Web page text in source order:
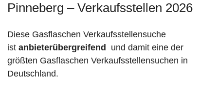
Pinneberg – Verkaufsstellen 2026
Diese Gasflaschen Verkaufsstellensuche
ist anbieterübergreifend
und damit eine der
größten Gasflaschen Verkaufsstellensuchen in
Deutschland.